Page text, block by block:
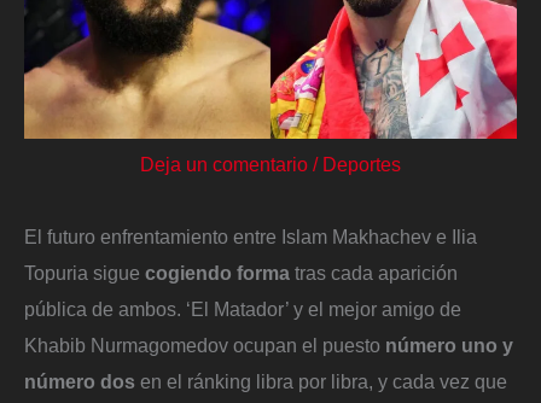
Deja un comentario / Deportes
El futuro enfrentamiento entre Islam Makhachev e Ilia
Topuria sigue cogiendo forma tras cada aparición
pública de ambos. ‘El Matador’ y el mejor amigo de
Khabib Nurmagomedov ocupan el puesto número uno y
número dos en el ránking libra por libra, y cada vez que